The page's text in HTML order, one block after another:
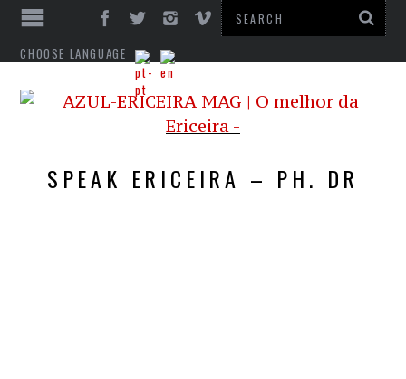
CHOOSE LANGUAGE
SPEAK ERICEIRA – PH. DR